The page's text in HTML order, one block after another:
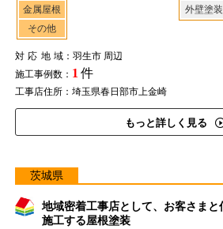
金属屋根
その他
外壁塗装
対応地域：羽生市 周辺
施工事例数： 1 件
工事店住所：埼玉県春日部市上金崎
もっと詳しく見る
茨城県
地域密着工事店として、お客さまと
施工する屋根塗装